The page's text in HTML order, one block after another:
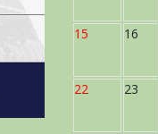
15 16
22 23